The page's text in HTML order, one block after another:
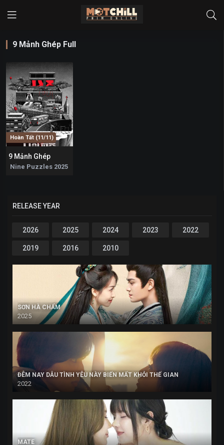
9 Mảnh Ghép Full
Hoàn Tất (11/11)
9 Mảnh Ghép
Nine Puzzles 2025
RELEASE YEAR
2026 2025 2024 2023 2022
2019 2016 2010
SƠN HÀ CHẨM
2025
ĐÊM NAY DẪU TÌNH YÊU NÀY BIẾN MẤT KHỎI THẾ GIAN
2022
MATE